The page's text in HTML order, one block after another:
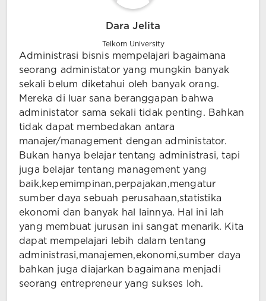
Dara Jelita
Telkom University
Administrasi bisnis mempelajari bagaimana
seorang administator yang mungkin banyak
sekali belum diketahui oleh banyak orang.
Mereka di luar sana beranggapan bahwa
administator sama sekali tidak penting. Bahkan
tidak dapat membedakan antara
manajer/management dengan administator.
Bukan hanya belajar tentang administrasi, tapi
juga belajar tentang management yang
baik,kepemimpinan,perpajakan,mengatur
sumber daya sebuah perusahaan,statistika
ekonomi dan banyak hal lainnya. Hal ini lah
yang membuat jurusan ini sangat menarik. Kita
dapat mempelajari lebih dalam tentang
administrasi,manajemen,ekonomi,sumber daya
bahkan juga diajarkan bagaimana menjadi
seorang entrepreneur yang sukses loh.